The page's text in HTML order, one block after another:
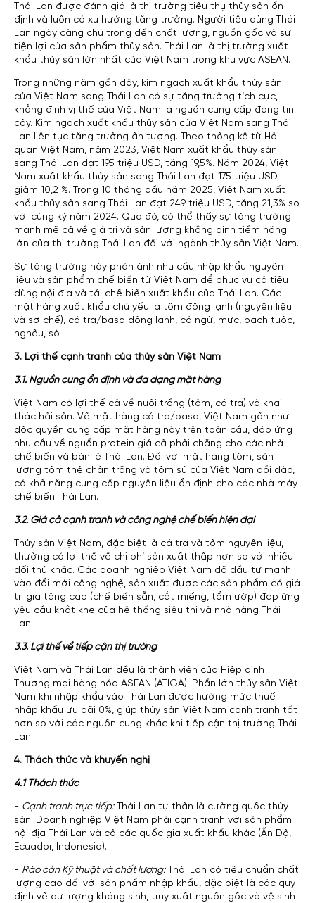
Thái Lan được đánh giá là thị trường tiêu thụ thủy sản ổn
định và luôn có xu hướng tăng trưởng. Người tiêu dùng Thái
Lan ngày càng chú trọng đến chất lượng, nguồn gốc và sự
tiện lợi của sản phẩm thủy sản. Thái Lan là thị trường xuất
khẩu thủy sản lớn nhất của Việt Nam trong khu vực ASEAN.
Trong những năm gần đây, kim ngạch xuất khẩu thủy sản
của Việt Nam sang Thái Lan có sự tăng trưởng tích cực,
khẳng định vị thế của Việt Nam là nguồn cung cấp đáng tin
cậy. Kim ngạch xuất khẩu thủy sản của Việt Nam sang Thái
Lan liên tục tăng trưởng ấn tượng. Theo thống kê từ Hải
quan Việt Nam, năm 2023, Việt Nam xuất khẩu thủy sản
sang Thái Lan đạt 195 triệu USD, tăng 19,5%. Năm 2024, Việt
Nam xuất khẩu thủy sản sang Thái Lan đạt 175 triệu USD,
giảm 10,2 %. Trong 10 tháng đầu năm 2025, Việt Nam xuất
khẩu thủy sản sang Thái Lan đạt 249 triệu USD, tăng 21,3% so
với cùng kỳ năm 2024. Qua đó, có thể thấy sự tăng trưởng
mạnh mẽ cả về giá trị và sản lượng khẳng định tiềm năng
lớn của thị trường Thái Lan đối với ngành thủy sản Việt Nam.
Sự tăng trưởng này phản ánh nhu cầu nhập khẩu nguyên
liệu và sản phẩm chế biến từ Việt Nam để phục vụ cả tiêu
dùng nội địa và tái chế biến xuất khẩu của Thái Lan. Các
mặt hàng xuất khẩu chủ yếu là tôm đông lạnh (nguyên liệu
và sơ chế), cá tra/basa đông lạnh, cá ngừ, mực, bạch tuộc,
nghêu, sò.
3. Lợi thế cạnh tranh của thủy sản Việt Nam
3.1. Nguồn cung ổn định và đa dạng mặt hàng
Việt Nam có lợi thế cả về nuôi trồng (tôm, cá tra) và khai
thác hải sản. Về mặt hàng cá tra/basa, Việt Nam gần như
độc quyền cung cấp mặt hàng này trên toàn cầu, đáp ứng
nhu cầu về nguồn protein giá cả phải chăng cho các nhà
chế biến và bán lẻ Thái Lan. Đối với mặt hàng tôm, sản
lượng tôm thẻ chân trắng và tôm sú của Việt Nam dồi dào,
có khả năng cung cấp nguyên liệu ổn định cho các nhà máy
chế biến Thái Lan.
3.2. Giá cả cạnh tranh và công nghệ chế biến hiện đại
Thủy sản Việt Nam, đặc biệt là cá tra và tôm nguyên liệu,
thường có lợi thế về chi phí sản xuất thấp hơn so với nhiều
đối thủ khác. Các doanh nghiệp Việt Nam đã đầu tư mạnh
vào đổi mới công nghệ, sản xuất được các sản phẩm có giá
trị gia tăng cao (chế biến sẵn, cắt miếng, tẩm ướp) đáp ứng
yêu cầu khắt khe của hệ thống siêu thị và nhà hàng Thái
Lan.
3.3. Lợi thế về tiếp cận thị trường
Việt Nam và Thái Lan đều là thành viên của Hiệp định
Thương mại hàng hóa ASEAN (ATIGA). Phần lớn thủy sản Việt
Nam khi nhập khẩu vào Thái Lan được hưởng mức thuế
nhập khẩu ưu đãi 0%, giúp thủy sản Việt Nam cạnh tranh tốt
hơn so với các nguồn cung khác khi tiếp cận thị trường Thái
Lan.
4. Thách thức và khuyến nghị
4.1 Thách thức
- Cạnh tranh trực tiếp:Thái Lan tự thân là cường quốc thủy
sản. Doanh nghiệp Việt Nam phải cạnh tranh với sản phẩm
nội địa Thái Lan và cả các quốc gia xuất khẩu khác (Ấn Độ,
Ecuador, Indonesia).
- Rào cản Kỹ thuật và chất lượng:Thái Lan có tiêu chuẩn chất
lượng cao đối với sản phẩm nhập khẩu, đặc biệt là các quy
định về dư lượng kháng sinh, truy xuất nguồn gốc và vệ sinh